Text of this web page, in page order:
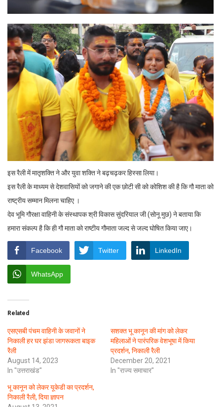
इस रैली में मातृशक्ति ने और युवा शक्ति ने बढ़चढ़कर हिस्सा लिया।
इस रैली के माध्यम से देशवासियों को जगाने की एक छोटी सी को कोशिश की है कि गौ माता को
राष्ट्रीय सम्मान मिलना चाहिए ।
देव भूमि गौरक्षा वाहिनी के संस्थापक श्री विकास सुंदरियाल जी (सोनू मुछ) ने बताया कि
हमारा संकल्प है कि ही गौ माता को राष्टीय गौमाता जल्द से जल्द घोषित किया जाए।
Facebook Twitter LinkedIn
WhatsApp
Related
एसएसबी पंचम वाहिनी के जवानों ने
निकाली हर घर झंडा जागरूकता बाइक
रैली
August 14, 2023
In "उत्तराखंड"
सशक्त भू कानून की मांग को लेकर
महिलाओं ने पारंपरिक वेशभूषा में किया
प्रदर्शन, निकाली रैली
December 20, 2021
In "राज्य समाचार"
भू कानून को लेकर यूकेडी का प्रदर्शन,
निकाली रैली, दिया ज्ञापन